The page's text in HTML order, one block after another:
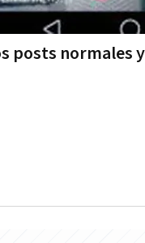
posts normales